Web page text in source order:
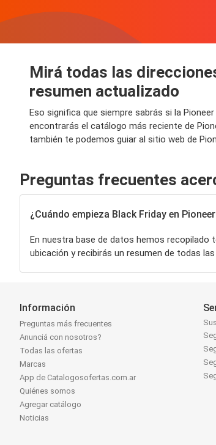
Mirá todas las
resumen actualizado
Eso significa que siempre sabrás si la
encontrarás el catálogo más reciente de
también te podemos guiar al sitio web de
Preguntas frecuentes
¿Cuándo empieza Black Friday en
En nuestra base de datos hemos recopilado
ubicación y recibirás un resumen de todas
Información
Preguntas más frecuentes
Anunciá con nosotros?
Todas las ofertas
Marcas
App de Catalogosofertas.com.ar
Quiénes somos
Agregar catálogo
Noticias